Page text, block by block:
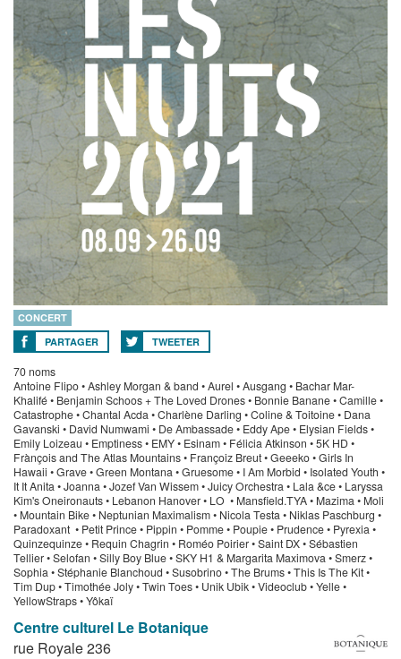
CONCERT
PARTAGER
TWEETER
70 noms
Antoine Flipo • Ashley Morgan & band • Aurel • Ausgang • Bachar Mar-
Khalifé • Benjamin Schoos + The Loved Drones • Bonnie Banane • Camille •
Catastrophe • Chantal Acda • Charlène Darling • Coline & Toitoine • Dana
Gavanski • David Numwami • De Ambassade • Eddy Ape • Elysian Fields •
Emily Loizeau • Emptiness • EMY • Esinam • Félicia Atkinson • 5K HD •
Frànçois and The Atlas Mountains • Françoiz Breut • Geeeko • Girls In
Hawaii • Grave • Green Montana • Gruesome • I Am Morbid • Isolated Youth •
It It Anita • Joanna • Jozef Van Wissem • Juicy Orchestra • Lala &ce • Laryssa
Kim's Oneironauts • Lebanon Hanover • LO • Mansfield.TYA • Mazima • Moli
• Mountain Bike • Neptunian Maximalism • Nicola Testa • Niklas Paschburg •
Paradoxant • Petit Prince • Pippin • Pomme • Poupie • Prudence • Pyrexia •
Quinzequinze • Requin Chagrin • Roméo Poirier • Saint DX • Sébastien
Tellier • Selofan • Silly Boy Blue • SKY H1 & Margarita Maximova • Smerz •
Sophia • Stéphanie Blanchoud • Susobrino • The Brums • This Is The Kit •
Tim Dup • Timothée Joly • Twin Toes • Unik Ubik • Videoclub • Yelle •
YellowStraps • Yôkaï
Centre culturel Le Botanique
rue Royale 236